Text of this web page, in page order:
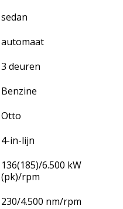
sedan
automaat
3 deuren
Benzine
Otto
4-in-lijn
136(185)/6.500 kW
(pk)/rpm
230/4.500 nm/rpm